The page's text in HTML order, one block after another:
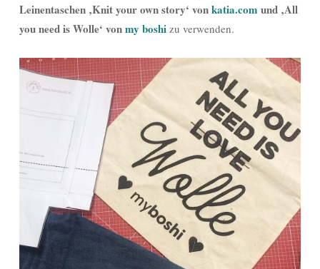
Leinentaschen ‚Knit your own story‘ vonkatia.com und ‚All
you need is Wolle‘ vonmy boshi zu verwenden.